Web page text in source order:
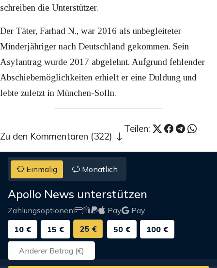
schreiben die Unterstützer.
Der Täter, Farhad N., war 2016 als unbegleiteter
Minderjähriger nach Deutschland gekommen. Sein
Asylantrag wurde 2017 abgelehnt. Aufgrund fehlender
Abschiebemöglichkeiten erhielt er eine Duldung und
lebte zuletzt in München-Solln.
Teilen:
Zu den Kommentaren (322)
Einmalig Monatlich
Apollo News unterstützen
Zahlungsoptionen: Pay
Pay
10 €
15 € 25 € 50 € 100 €